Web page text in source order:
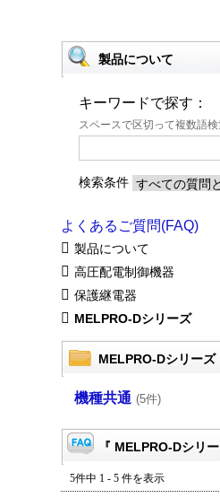
製品について
キーワードで探す：
スペースで区切って複数語
検索条件
よくあるご質問(FAQ)
製品について
高圧配電制御機器
保護継電器
MELPRO-Dシリーズ
MELPRO-Dシリーズ
機種共通 (5件)
『 MELPRO-Dシリ
5件中 1 - 5 件を表示